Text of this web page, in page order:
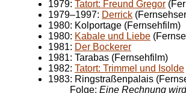
1979: Tatort: Freund Gregor
1979–1997: Derrick
1980: Kolportage (Fernsehfilm)
1980: Kabale und Liebe
1981: Der Bockerer
1981: Tarabas (Fernsehfilm)
1982: Tatort: Trimmel und Isolde
1983: Ringstraßenpalais
Folge: Eine Rechnung